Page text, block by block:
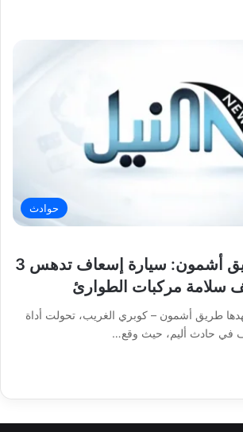
حوادث
مأساة على طريق أشمون: سيارة إسعاف تدهس 3
سلامة مركبات الطوارئ
طريق أشمون – كوبري الغريب، تحولت أداة
في حادث أليم، حيث وقع…